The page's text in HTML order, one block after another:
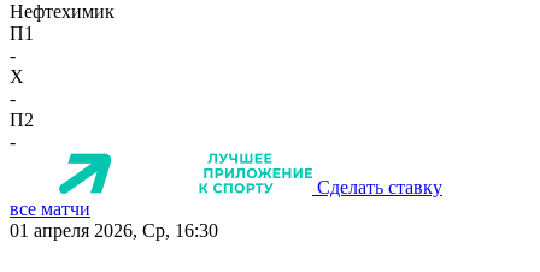
Нефтехимик
П1
-
X
-
П2
-
Сделать ставку
все матчи
01 апреля 2026, Ср, 16:30